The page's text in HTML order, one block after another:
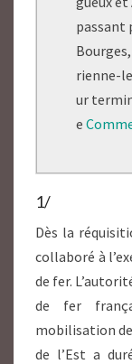
passant
rienne-
ur
e
1/
Dès la
collaboré à
de fer.
de fer
mobilisation
de l’Est a